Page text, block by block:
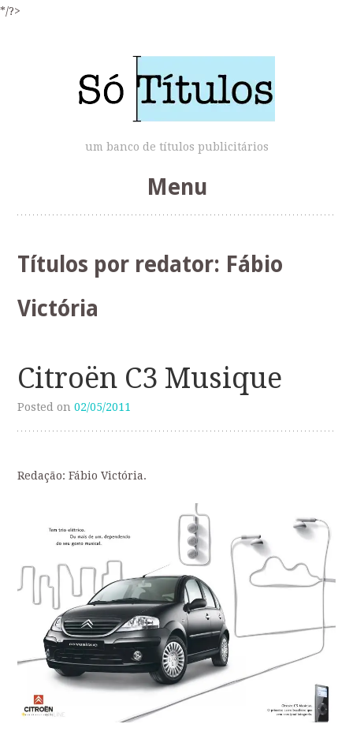
*/?>
um banco de títulos publicitários
Menu
content
Títulos por redator: Fábio
Victória
Citroën C3 Musique
Posted on02/05/2011
Redação: Fábio Victória.